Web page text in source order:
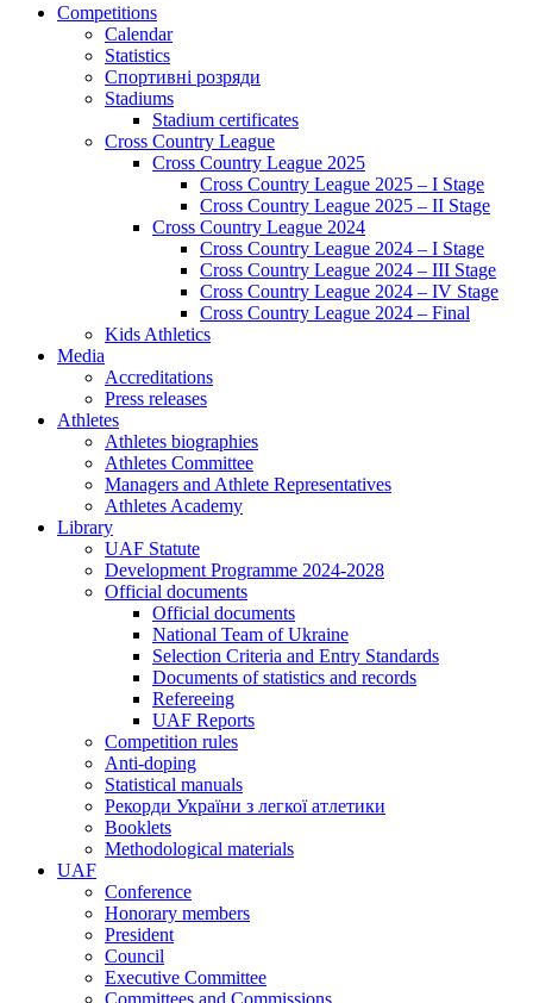
Competitions
Calendar
Statistics
Спортивні розряди
Stadiums
Stadium certificates
Cross Country League
Cross Country League 2025
Cross Country League 2025 – I Stage
Cross Country League 2025 – II Stage
Cross Country League 2024
Cross Country League 2024 – I Stage
Cross Country League 2024 – III Stage
Cross Country League 2024 – IV Stage
Cross Country League 2024 – Final
Kids Athletics
Media
Accreditations
Press releases
Athletes
Athletes biographies
Athletes Committee
Managers and Athlete Representatives
Athletes Academy
Library
UAF Statute
Development Programme 2024-2028
Official documents
Official documents
National Team of Ukraine
Selection Criteria and Entry Standards
Documents of statistics and records
Refereeing
UAF Reports
Competition rules
Anti-doping
Statistical manuals
Рекорди України з легкої атлетики
Booklets
Methodological materials
UAF
Conference
Honorary members
President
Council
Executive Committee
Committees and Commissions